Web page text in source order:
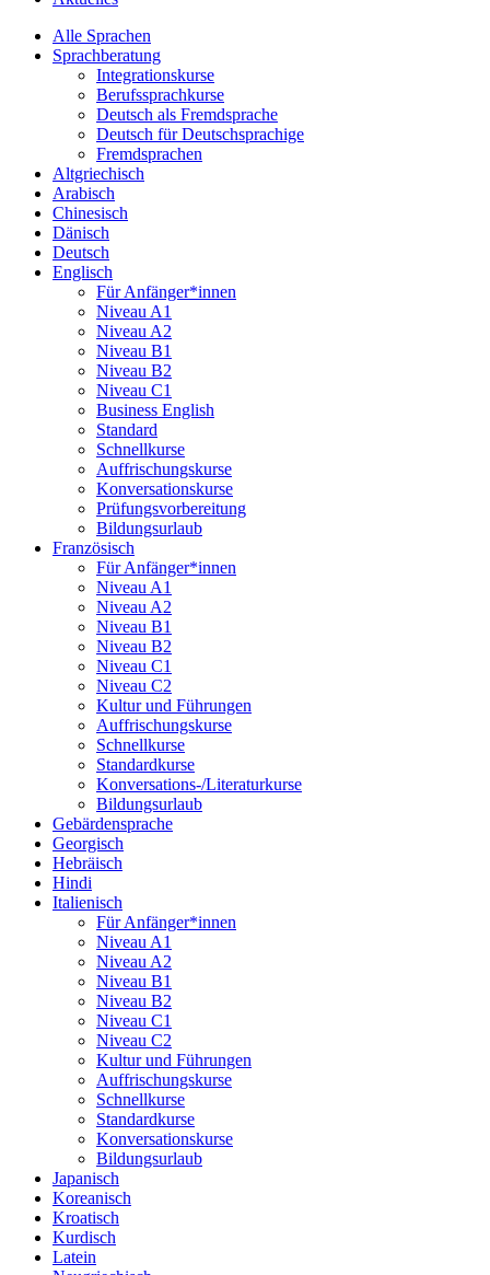
Alle Sprachen
Sprachberatung
Integrationskurse
Berufssprachkurse
Deutsch als Fremdsprache
Deutsch für Deutschsprachige
Fremdsprachen
Altgriechisch
Arabisch
Chinesisch
Dänisch
Deutsch
Englisch
Für Anfänger*innen
Niveau A1
Niveau A2
Niveau B1
Niveau B2
Niveau C1
Business English
Standard
Schnellkurse
Auffrischungskurse
Konversationskurse
Prüfungsvorbereitung
Bildungsurlaub
Französisch
Für Anfänger*innen
Niveau A1
Niveau A2
Niveau B1
Niveau B2
Niveau C1
Niveau C2
Kultur und Führungen
Auffrischungskurse
Schnellkurse
Standardkurse
Konversations-/Literaturkurse
Bildungsurlaub
Gebärdensprache
Georgisch
Hebräisch
Hindi
Italienisch
Für Anfänger*innen
Niveau A1
Niveau A2
Niveau B1
Niveau B2
Niveau C1
Niveau C2
Kultur und Führungen
Auffrischungskurse
Schnellkurse
Standardkurse
Konversationskurse
Bildungsurlaub
Japanisch
Koreanisch
Kroatisch
Kurdisch
Latein